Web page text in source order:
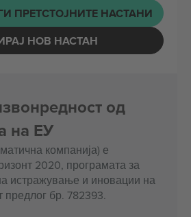
ПРЕТСТОЈНИТЕ НАСТАНИ
НОВ НАСТАН
од
на ЕУ
компанија) е
2020, програмата за
истражување и иновации на
предлог бр. 782393.